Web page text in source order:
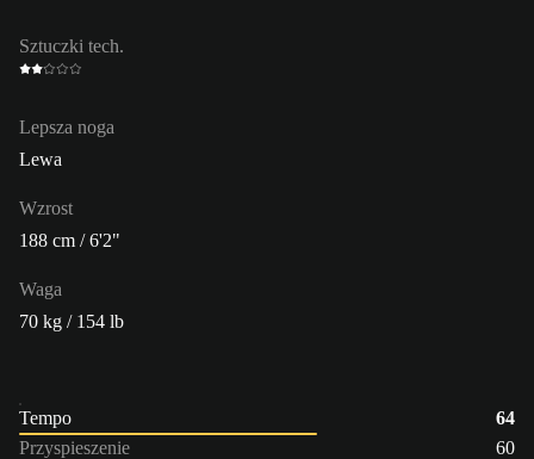
Sztuczki tech.
Lepsza noga
Lewa
Wzrost
188 cm / 6'2"
Waga
70 kg / 154 lb
Tempo
64
Przyspieszenie
60